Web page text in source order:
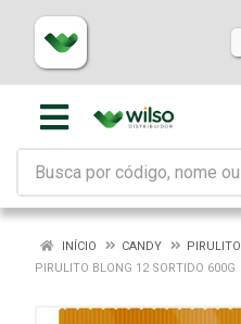
INÍCIO CANDY
PIRULITO
PIRULITO BLONG 12 SORTIDO 600G